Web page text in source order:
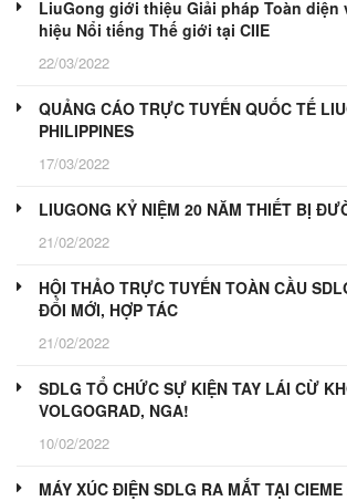
LiuGong giới thiệu Giải pháp Toàn
hiệu Nổi tiếng Thế giới tại CIIE
22/03/2022
QUẢNG CÁO TRỰC TUYẾN QUỐC TẾ
PHILIPPINES
17/03/2022
LIUGONG KỶ NIỆM 20 NĂM THIẾT BỊ
21/02/2022
HỘI THẢO TRỰC TUYẾN TOÀN CẦU
ĐỔI MỚI, HỢP TÁC
21/02/2022
SDLG TỔ CHỨC SỰ KIỆN TAY LÁI CỪ
VOLGOGRAD, NGA!
10/02/2022
MÁY XÚC ĐIỆN SDLG RA MẮT TẠI CIEME